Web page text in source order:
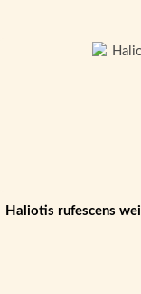
Haliotis rufescens